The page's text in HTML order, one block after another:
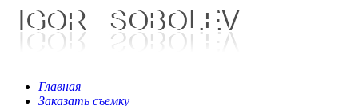
Главная
Заказать съемку